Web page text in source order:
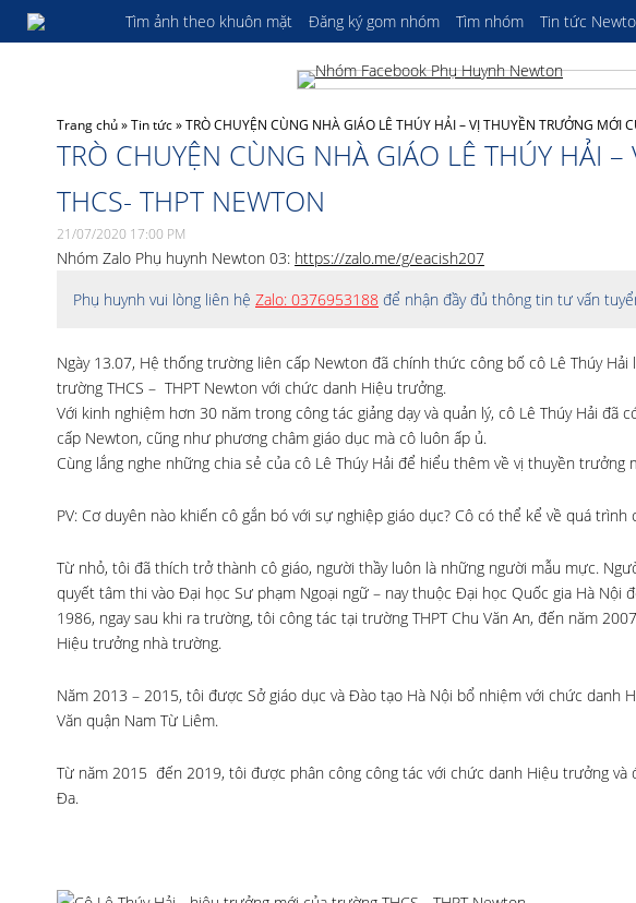
Tìm ảnh theo khuôn mặt Đăng ký gom nhóm Tìm nhóm Tin tức
Trang chủ»Tin tức»TRÒ CHUYỆN CÙNG NHÀ GIÁO LÊ THÚY HẢI – VỊ THUYỀN TRƯỞNG MỚI
TRÒ CHUYỆN CÙNG NHÀ GIÁO LÊ THÚY HẢI
THCS- THPT NEWTON
21/07/2020 17:00 PM
Nhóm Zalo Phụ huynh Newton 03: https://zalo.me/g/eacish207
Phụ huynh vui lòng liên hệ Zalo: 0376953188 để nhận đầy đủ thông tin tư vấn
Ngày 13.07, Hệ thống trường liên cấp Newton đã chính thức công bố cô Lê Thúy
trường THCS – THPT Newton với chức danh Hiệu trưởng.
Với kinh nghiệm hơn 30 năm trong công tác giảng dạy và quản lý, cô Lê Thúy Hải
cấp Newton, cũng như phương châm giáo dục mà cô luôn ấp ủ.
Cùng lắng nghe những chia sẻ của cô Lê Thúy Hải để hiểu thêm về vị thuyền
PV: Cơ duyên nào khiến cô gắn bó với sự nghiệp giáo dục? Cô có thể kể về quá trình
Từ nhỏ, tôi đã thích trở thành cô giáo, người thầy luôn là những người mẫu mực.
quyết tâm thi vào Đại học Sư phạm Ngoại ngữ – nay thuộc Đại học Quốc gia Hà
1986, ngay sau khi ra trường, tôi công tác tại trường THPT Chu Văn An, đến năm
Hiệu trưởng nhà trường.
Năm 2013 – 2015, tôi được Sở giáo dục và Đào tạo Hà Nội bổ nhiệm với chức danh
Văn quận Nam Từ Liêm.
Từ năm 2015 đến 2019, tôi được phân công công tác với chức danh Hiệu trưởng
Đa.